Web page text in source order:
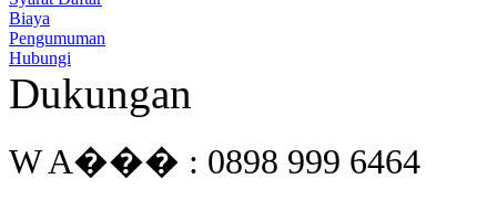
Biaya
Pengumuman
Hubungi
Dukungan
W A��� : 0898 999 6464